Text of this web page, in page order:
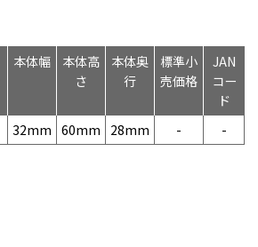
本体幅
本体高
さ
本体奥
行
標準小
売価格
JAN
コー
ド
32mm 60mm 28mm - -